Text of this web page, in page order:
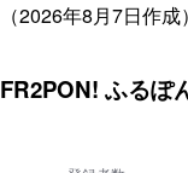
（2026年8月7日作成）
FR2PON! ふるぽ